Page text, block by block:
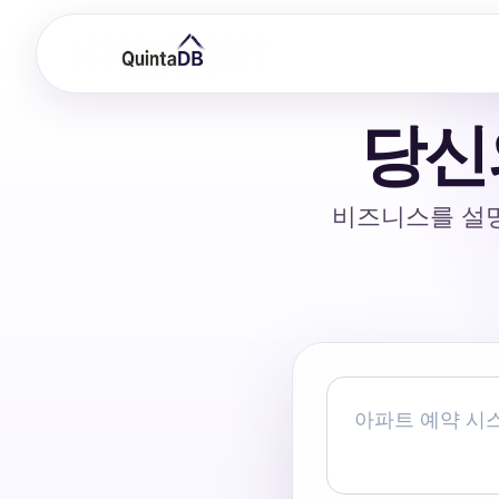
당
비즈니스를 설